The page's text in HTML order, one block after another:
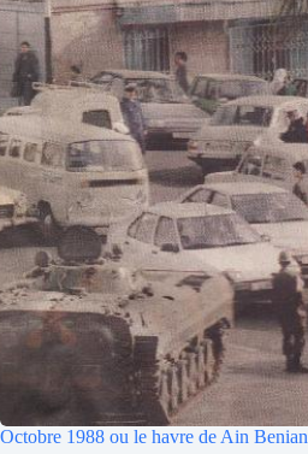
Octobre 1988 ou le havre de Ain Benian